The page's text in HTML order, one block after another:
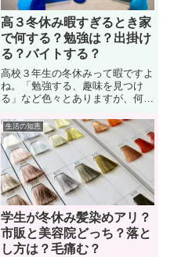
高３冬休み暇すぎるとき家
で何する？勉強は？出掛け
る？バイトする？
高校３年生の冬休みって暇ですよ
ね。「勉強する、趣味を見つけ
る」など色々とありますが、何を
い。事実、高校三年生になり、受
験も終わって、冬休みに暇すぎて
何もすることが無いと悩む学生も
少なくないです。では、高３の冬
休みが暇すぎるとき家で何するの
か？このページで解決していこう
生活の知恵
学生が冬休み髪染めアリ？
市販と美容院どっち？落と
し方は？毛痛む？